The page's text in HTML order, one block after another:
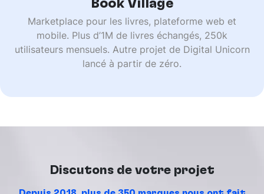
Book Village
Marketplace pour les livres, plateforme web et
mobile. Plus d’1M de livres échangés, 250k
utilisateurs mensuels. Autre projet de Digital Unicorn
lancé à partir de zéro.
Discutons de votre projet